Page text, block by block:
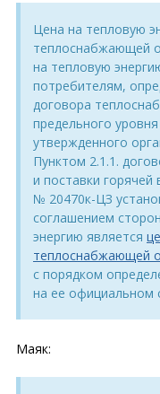
Цена на тепловую
теплоснабжающей
на тепловую
потребителям,
договора
предельного
утвержденного
Пунктом 2.1.1.
и поставки
№ 20470к-ЦЗ
соглашением
энергию является
теплоснабжающей
с порядком
на ее официальном
Маяк: